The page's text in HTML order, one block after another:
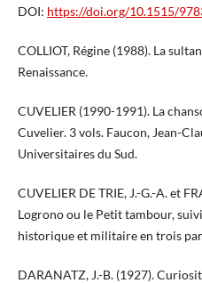
DOI: https://doi.org/10.1515/
COLLIOT, Régine (1988). La
Renaissance.
CUVELIER (1990-1991). La
Cuvelier. 3 vols. Faucon, Jean-
Universitaires du Sud.
CUVELIER DE TRIE, J.-G.-A. et
Logrono ou le Petit tambour,
historique et militaire en trois
DARANATZ, J.-B. (1927).